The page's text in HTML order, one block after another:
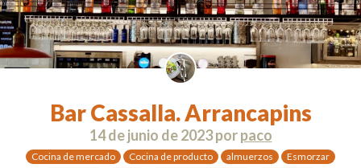
Bar Cassalla. Arrancapins
14 de junio de 2023porpaco
Cocina de mercado Cocina de producto almuerzos
Esmorzar